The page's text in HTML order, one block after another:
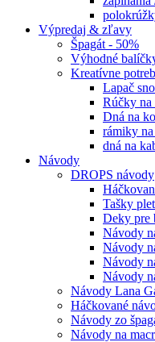
Výpredaj & zľavy
Špagát - 50%
Výhodné
Kreatívne
Lapač
Rúčky na
Dná na
rámiky
dná na
Návody
DROPS návody
Tašky
Deky pre
Návody
Návody
Návody
Návody
Návody Lana
Háčkované
Návody zo
Návody na